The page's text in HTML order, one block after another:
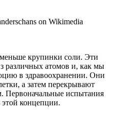
on Wikimedia
крупинки соли. Эти
различных атомов и, как мы
в здравоохранении. Они
а затем перекрывают
Первоначальные испытания
этой концепции.